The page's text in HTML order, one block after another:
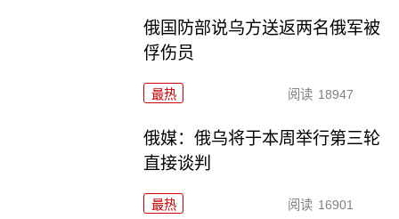
俄国防部说乌方送返两名俄军被
俘伤员
最热 阅读 18947
俄媒：俄乌将于本周举行第三轮
直接谈判
最热 阅读 16901